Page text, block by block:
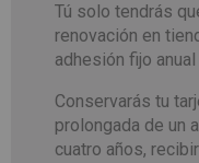
Tú solo tendrás
renovación en
adhesión fijo
Conservarás tu
prolongada de un
cuatro años,